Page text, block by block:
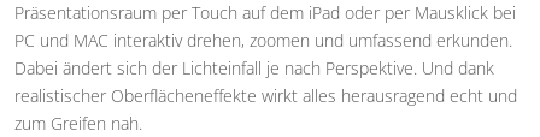
Präsentationsraum per Touch auf dem iPad oder per Mausklick bei
PC und MAC interaktiv drehen, zoomen und umfassend erkunden.
Dabei ändert sich der Lichteinfall je nach Perspektive. Und dank
realistischer Oberflächeneffekte wirkt alles herausragend echt und
zum Greifen nah.